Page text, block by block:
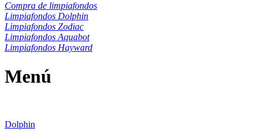
Compra de limpiafondos
Limpiafondos Dolphin
Limpiafondos Zodiac
Limpiafondos Aquabot
Limpiafondos Hayward
Menú
Dolphin